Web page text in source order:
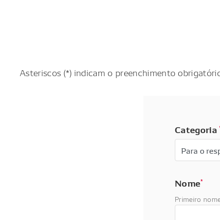
Asteriscos (*) indicam o preenchimento
Categoria
Nome*
Primeiro